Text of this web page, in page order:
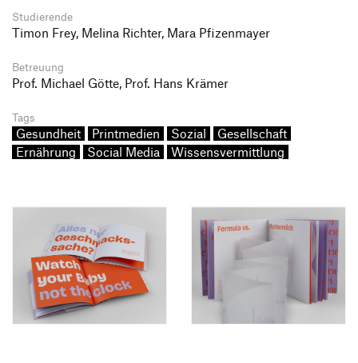
Studierende
Timon Frey, Melina Richter, Mara Pfizenmayer
Betreuung
Prof. Michael Götte, Prof. Hans Krämer
Tags
Gesundheit Printmedien Sozial
Gesellschaft
Ernährung
Social Media Wissensvermittlung